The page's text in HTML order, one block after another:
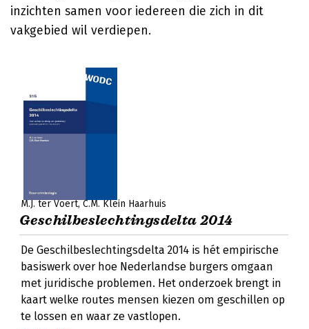
inzichten samen voor iedereen die zich in dit
vakgebied wil verdiepen.
M.J. ter Voert C.M. Klein Haarhuis
Geschilbeslechtingsdelta 2014
De Geschilbeslechtingsdelta 2014 is hét empirische
basiswerk over hoe Nederlandse burgers omgaan
met juridische problemen. Het onderzoek brengt in
kaart welke routes mensen kiezen om geschillen op
te lossen en waar ze vastlopen.